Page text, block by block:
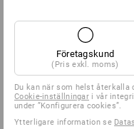
Företagskund
(Pris exkl. moms)
Du kan när som helst
Cookie-inställningar i vår
under ”Konfigurera cookies”.
Ytterligare information se